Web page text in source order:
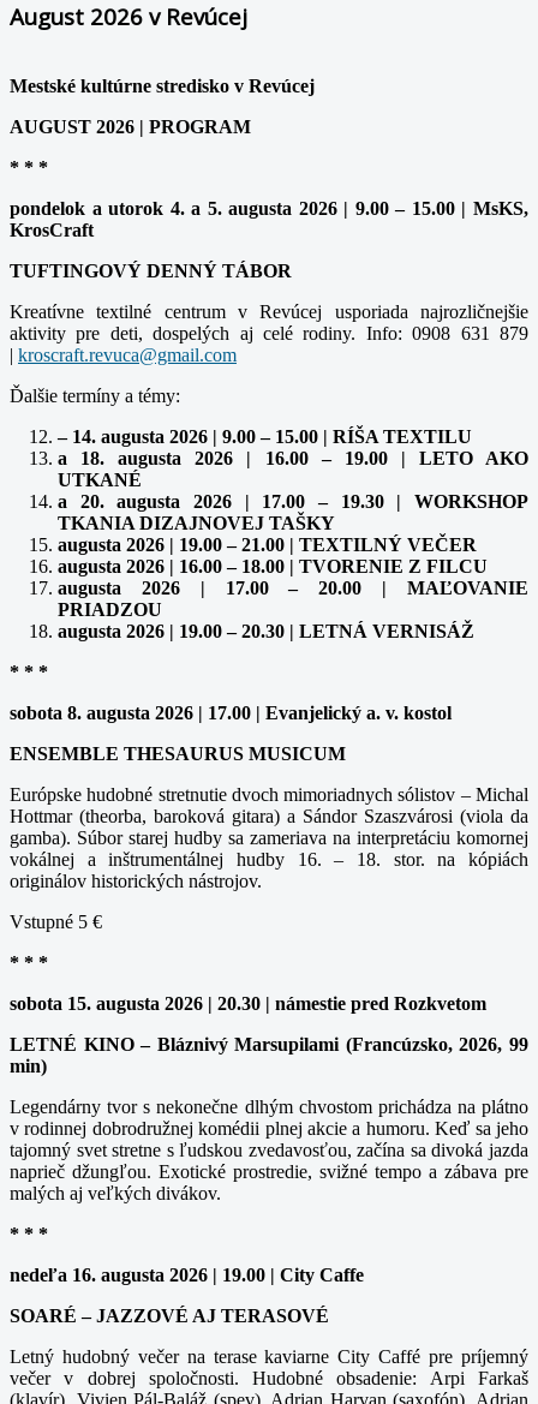
August 2026 v Revúcej
Mestské kultúrne stredisko v Revúcej
AUGUST 2026 | PROGRAM
* * *
pondelok a utorok 4. a 5. augusta 2026 | 9.00 – 15.00 | MsKS,
KrosCraft
TUFTINGOVÝ DENNÝ TÁBOR
Kreatívne textilné centrum v Revúcej usporiada najrozličnejšie
aktivity pre deti, dospelých aj celé rodiny. Info: 0908 631 879
|
Ďalšie termíny a témy:
– 14. augusta 2026 | 9.00 – 15.00 | RÍŠA TEXTILU
a 18. augusta 2026 | 16.00 – 19.00 | LETO AKO
UTKANÉ
a 20. augusta 2026 | 17.00 – 19.30 | WORKSHOP
TKANIA DIZAJNOVEJ TAŠKY
augusta 2026 | 19.00 – 21.00 | TEXTILNÝ VEČER
augusta 2026 | 16.00 – 18.00 | TVORENIE Z FILCU
augusta 2026 | 17.00 – 20.00 | MAĽOVANIE
PRIADZOU
augusta 2026 | 19.00 – 20.30 | LETNÁ VERNISÁŽ
* * *
sobota 8. augusta 2026 | 17.00 | Evanjelický a. v. kostol
ENSEMBLE THESAURUS MUSICUM
Európske hudobné stretnutie dvoch mimoriadnych sólistov – Michal
Hottmar (theorba, baroková gitara) a Sándor Szaszvárosi (viola da
gamba). Súbor starej hudby sa zameriava na interpretáciu komornej
vokálnej a inštrumentálnej hudby 16. – 18. stor. na kópiách
originálov historických nástrojov.
Vstupné 5 €
* * *
sobota 15. augusta 2026 | 20.30 | námestie pred Rozkvetom
LETNÉ KINO – Bláznivý Marsupilami (Francúzsko, 2026, 99
min)
Legendárny tvor s nekonečne dlhým chvostom prichádza na plátno
v rodinnej dobrodružnej komédii plnej akcie a humoru. Keď sa jeho
tajomný svet stretne s ľudskou zvedavosťou, začína sa divoká jazda
naprieč džungľou. Exotické prostredie, svižné tempo a zábava pre
malých aj veľkých divákov.
* * *
nedeľa 16. augusta 2026 | 19.00 | City Caffe
SOARÉ – JAZZOVÉ AJ TERASOVÉ
Letný hudobný večer na terase kaviarne City Caffé pre príjemný
večer v dobrej spoločnosti. Hudobné obsadenie: Arpi Farkaš
(klavír), Vivien Pál-Baláž (spev), Adrian Harvan (saxofón), Adrian